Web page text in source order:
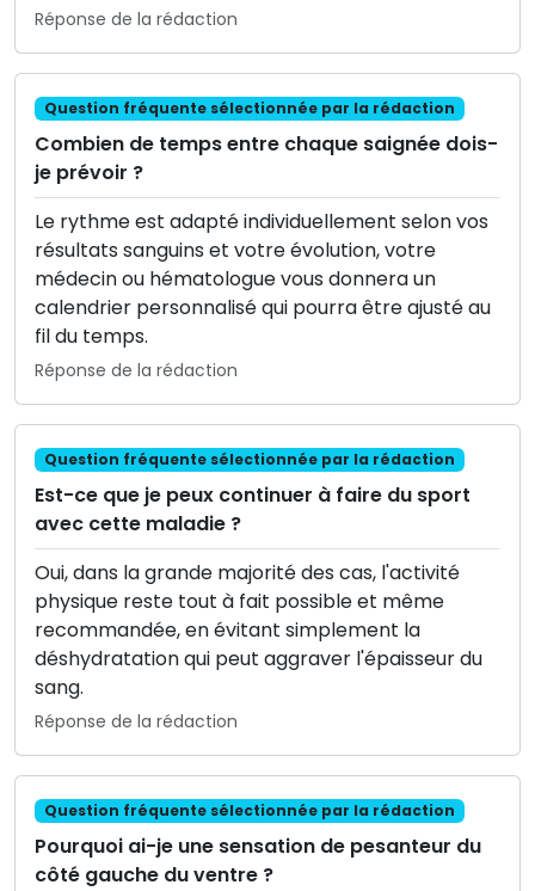
Réponse de la rédaction
Question fréquente sélectionnée par la rédaction
Combien de temps entre chaque saignée dois-
je prévoir ?
Le rythme est adapté individuellement selon vos
résultats sanguins et votre évolution, votre
médecin ou hématologue vous donnera un
calendrier personnalisé qui pourra être ajusté au
fil du temps.
Réponse de la rédaction
Question fréquente sélectionnée par la rédaction
Est-ce que je peux continuer à faire du sport
avec cette maladie ?
Oui, dans la grande majorité des cas, l'activité
physique reste tout à fait possible et même
recommandée, en évitant simplement la
déshydratation qui peut aggraver l'épaisseur du
sang.
Réponse de la rédaction
Question fréquente sélectionnée par la rédaction
Pourquoi ai-je une sensation de pesanteur du
côté gauche du ventre ?